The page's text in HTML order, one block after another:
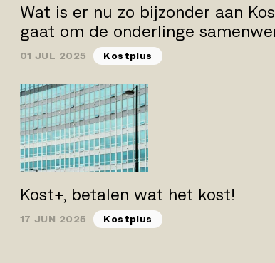
Wat is er nu zo bijzonder aan
gaat om de onderlinge
01 JUL 2025 Kostplus
Kost+, betalen wat het kost!
17 JUN 2025 Kostplus